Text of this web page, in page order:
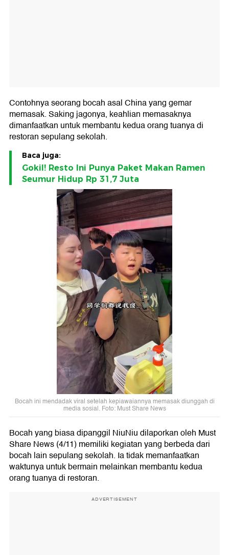
Contohnya seorang bocah asal China yang gemar
memasak. Saking jagonya, keahlian memasaknya
dimanfaatkan untuk membantu kedua orang tuanya di
restoran sepulang sekolah.
Baca juga:
Gokil! Resto Ini Punya Paket Makan Ramen
Seumur Hidup Rp 31,7 Juta
Bocah ini mendadak viral setelah kepiawaiannya memasak diunggah di
media sosial. Foto: Must Share News
Bocah yang biasa dipanggil NiuNiu dilaporkan oleh Must
Share News (4/11) memiliki kegiatan yang berbeda dari
bocah lain sepulang sekolah. Ia tidak memanfaatkan
waktunya untuk bermain melainkan membantu kedua
orang tuanya di restoran.
ADVERTISEMENT